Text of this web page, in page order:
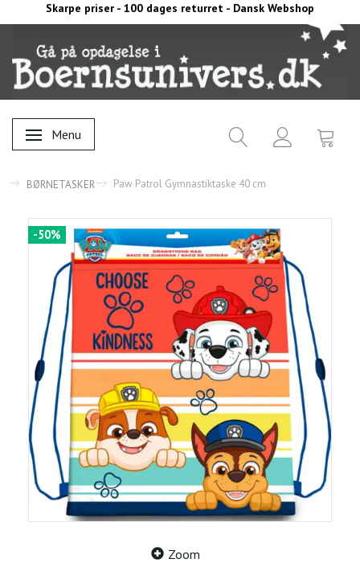
Skarpe priser - 100 dages returret - Dansk Webshop
Skifte navigation
Menu
BØRNETASKER Paw Patrol Gymnastiktaske 40 cm
-50%
Zoom